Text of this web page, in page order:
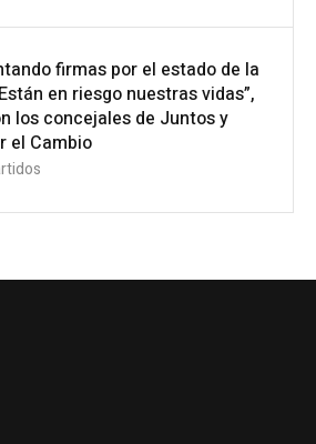
firmas por el estado de la
en riesgo nuestras vidas”,
los concejales de Juntos y
el Cambio